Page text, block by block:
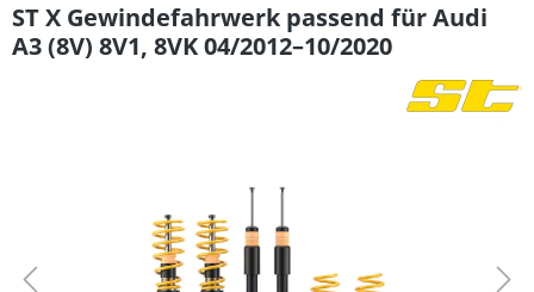
ST X Gewindefahrwerk passend für Audi
A3 (8V) 8V1, 8VK 04/2012–10/2020